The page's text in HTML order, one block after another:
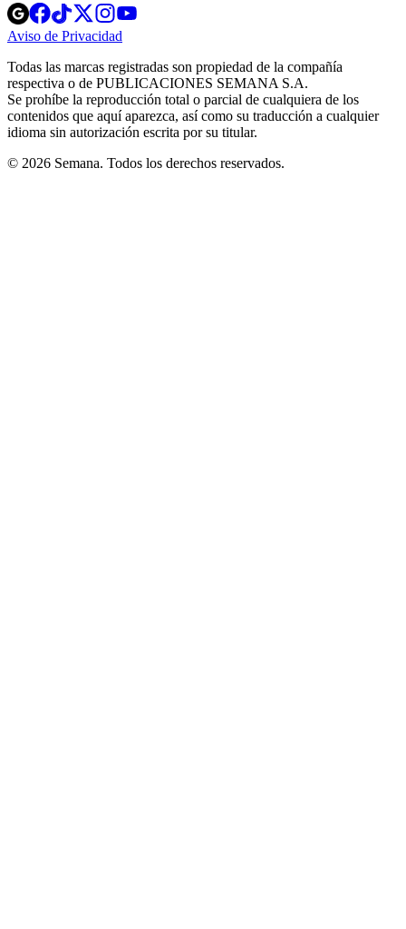
Opens
in
new
Opens
in
new
Opens
in
new
window
Opens
new
windowwindow
Aviso de Privacidad
new
window
Todas las marcas registradas son propiedad de la compañía
respectiva o de PUBLICACIONES SEMANA S.A.
Se prohíbe la reproducción total o parcial de cualquiera de los
contenidos que aquí aparezca, así como su traducción a cualquier
idioma sin autorización escrita por su titular.
© 2026 Semana. Todos los derechos reservados.